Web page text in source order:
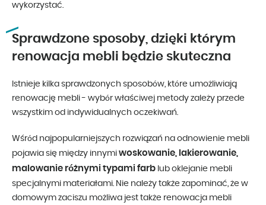
wykorzystać.
Sprawdzone sposoby, dzięki którym
renowacja mebli będzie skuteczna
Istnieje kilka sprawdzonych sposobów, które umożliwiają
renowację mebli - wybór właściwej metody zależy przede
wszystkim od indywidualnych oczekiwań.
Wśród najpopularniejszych rozwiązań na odnowienie mebli
pojawia się między innymi woskowanie, lakierowanie,
malowanie różnymi typami farb lub oklejanie mebli
specjalnymi materiałami. Nie należy także zapominać, że w
domowym zaciszu możliwa jest także renowacja mebli